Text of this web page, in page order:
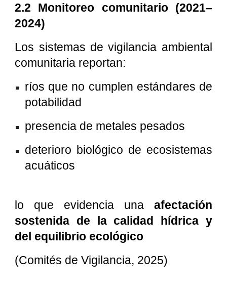
2.2 Monitoreo comunitario (2021–
2024)
Los sistemas de vigilancia ambiental
comunitaria reportan:
ríos que no cumplen estándares de
potabilidad
presencia de metales pesados
deterioro biológico de ecosistemas
acuáticos
lo que evidencia una afectación
sostenida de la calidad hídrica y
del equilibrio ecológico
(Comités de Vigilancia, 2025)